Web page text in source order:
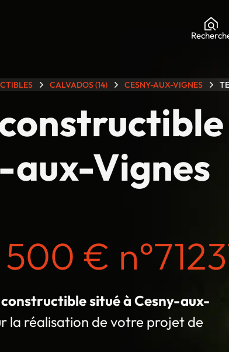
CALVADOS (14) CESNY-AUX-VIGNES
aux-Vignes
€
situé à Cesny-aux-
la réalisation de votre projet de